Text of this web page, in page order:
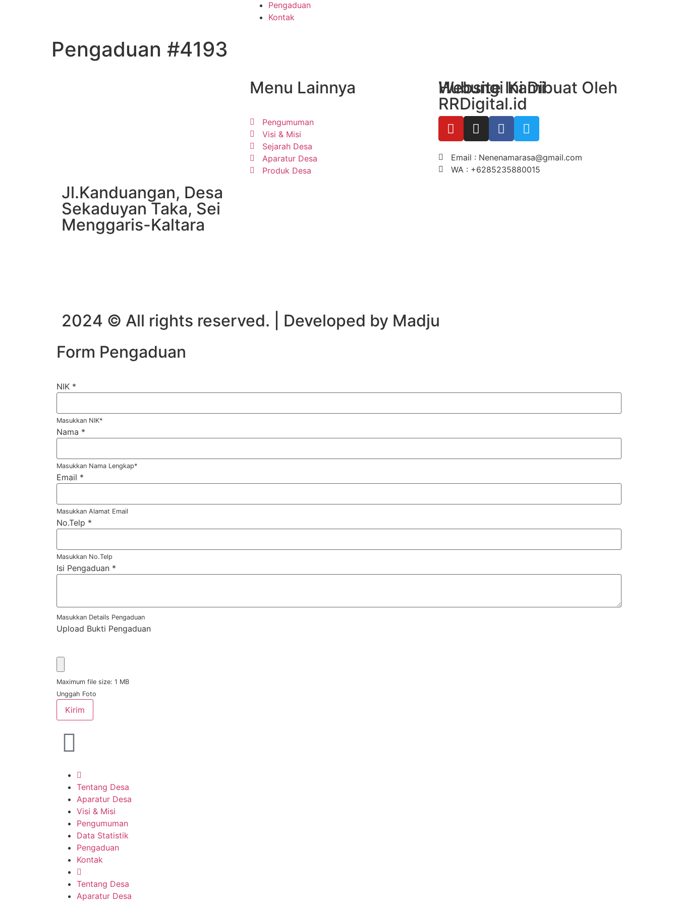
Pengaduan
Kontak
Pengaduan #4193
Jl.Kanduangan, Desa
Sekaduyan Taka, Sei
Menggaris-Kaltara
Menu Lainnya
Pengumuman
Visi & Misi
Sejarah Desa
Aparatur Desa
Produk Desa
Hubungi Kami
Email : Nenenamarasa@gmail.com
WA : +6285235880015
Website Ini Dibuat Oleh
RRDigital.id
2024 © All rights reserved. | Developed by Madju
Form Pengaduan
NIK *
Masukkan NIK*
Nama *
Masukkan Nama Lengkap*
Email *
Masukkan Alamat Email
No.Telp *
Masukkan No.Telp
Isi Pengaduan *
Masukkan Details Pengaduan
Upload Bukti Pengaduan
Maximum file size: 1 MB
Unggah Foto
Kirim
Tentang Desa
Aparatur Desa
Visi & Misi
Pengumuman
Data Statistik
Pengaduan
Kontak
Tentang Desa
Aparatur Desa